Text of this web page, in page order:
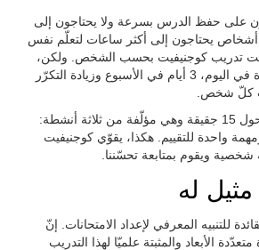
على حفظ الدرس بسرعة ولا يحتاجون إلى
يحتاجون إلى أكثر ساعات لتعلّم نفس
وقت تدريب كوجنيفيت بحسب الشخص. ولكن،
ننصح إجراء حلسة واحدة في اليوم، 3 أيام في الأسبوع وزيادة التكرّر
كلّ شخص.
تدوم كلّ جلسة تدريب حول 15 جقيقة وهي مؤلّفة من ثلاثة أنشطة:
واحدة للتقييم. هكذا، يقوّي كوجنيفيت
شخصية ويقوم بمتابعة تحسّننا.
له
للتنبيه المعرفي لإعداد الامتحانات. إنّ
الأبعاد والمثبتة علميّا لهذا التدريب